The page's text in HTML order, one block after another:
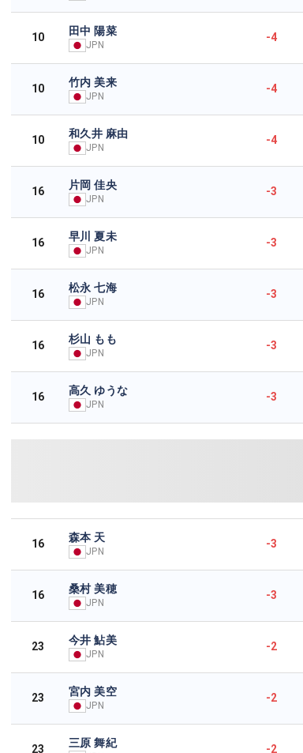
10 田中 陽菜
JPN
-4
10 竹内 美来
JPN
-4
10 和久井 麻由
JPN
-4
16 片岡 佳央
JPN
-3
16 早川 夏未
JPN
-3
16 松永 七海
JPN
-3
16 杉山 もも
JPN
-3
16 高久 ゆうな
JPN
-3
16 森本 天
JPN
-3
16 桑村 美穂
JPN
-3
23 今井 鮎美
JPN
-2
23 宮内 美空
JPN
-2
23 三原 舞紀 -2